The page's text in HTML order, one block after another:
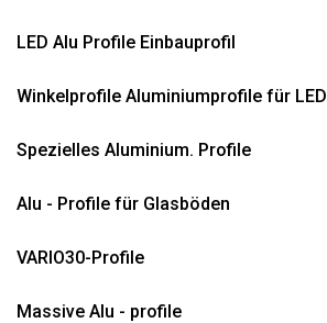
LED Alu Profile Einbauprofil
Winkelprofile Aluminiumprofile für LED
Spezielles Aluminium. Profile
Alu - Profile für Glasböden
VARIO30-Profile
Massive Alu - profile